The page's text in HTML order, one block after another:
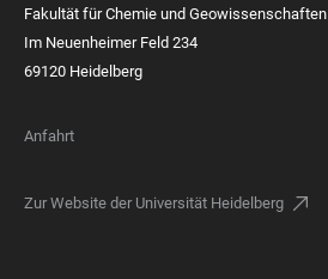
Fakultät für Chemie und Geowissenschaften
Im Neuenheimer Feld 234
69120 Heidelberg
Anfahrt
Zur Website der Universität Heidelberg